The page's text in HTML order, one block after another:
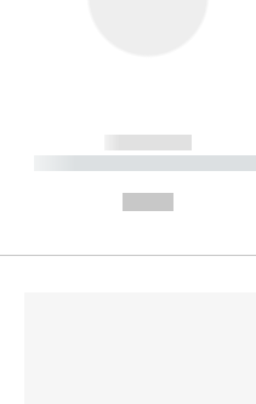
------------
----------- -----------